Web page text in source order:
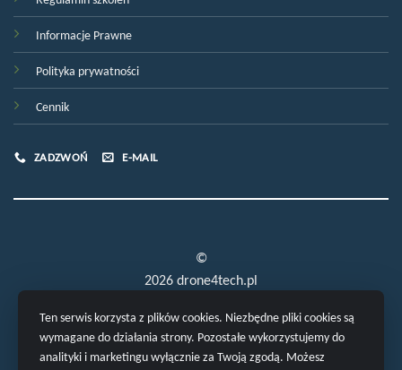
Informacje Prawne
Polityka prywatności
Cennik
ZADZWOŃ E-MAIL
©
2026 drone4tech.pl
Ten serwis korzysta z plików cookies. Niezbędne pliki cookies są
wymagane do działania strony. Pozostałe wykorzystujemy do
analityki i marketingu wyłącznie za Twoją zgodą. Możesz